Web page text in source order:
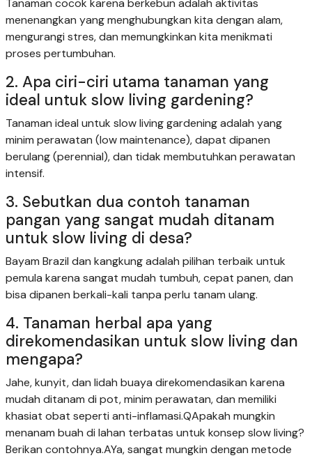
Tanaman cocok karena berkebun adalah aktivitas
menenangkan yang menghubungkan kita dengan alam,
mengurangi stres, dan memungkinkan kita menikmati
proses pertumbuhan.
2. Apa ciri-ciri utama tanaman yang
ideal untuk slow living gardening?
Tanaman ideal untuk slow living gardening adalah yang
minim perawatan (low maintenance), dapat dipanen
berulang (perennial), dan tidak membutuhkan perawatan
intensif.
3. Sebutkan dua contoh tanaman
pangan yang sangat mudah ditanam
untuk slow living di desa?
Bayam Brazil dan kangkung adalah pilihan terbaik untuk
pemula karena sangat mudah tumbuh, cepat panen, dan
bisa dipanen berkali-kali tanpa perlu tanam ulang.
4. Tanaman herbal apa yang
direkomendasikan untuk slow living dan
mengapa?
Jahe, kunyit, dan lidah buaya direkomendasikan karena
mudah ditanam di pot, minim perawatan, dan memiliki
khasiat obat seperti anti-inflamasi.QApakah mungkin
menanam buah di lahan terbatas untuk konsep slow living?
Berikan contohnya.AYa, sangat mungkin dengan metode